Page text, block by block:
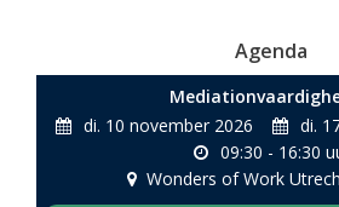
Agenda
di. 10 november 2026
di.
09:30 - 16:30
Wonders of Work